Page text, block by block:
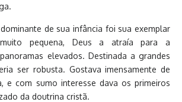
de sua infância foi sua exemplar
pequena, Deus a atraía para a
elevados. Destinada a grandes
ser robusta. Gostava imensamente de
e com sumo interesse dava os primeiros
da doutrina cristã.